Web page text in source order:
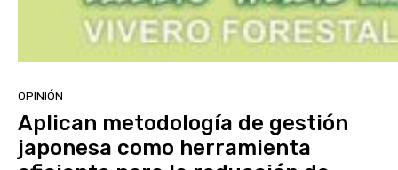
OPINIÓN
Aplican metodología de gestión
japonesa como herramienta